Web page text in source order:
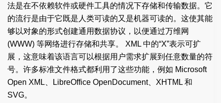
法是在不依赖软件或硬件工具的情况下存储和传输数据。它
的流行是由于它既是人类可读的又是机器可读的。这使其能
够以对象的形式创建通用数据协议，以便通过万维网
(WWW) 等网络进行存储和共享。 XML 中的“X”表示可扩
展，这意味着该语言可以根据用户需求扩展到任意数量的符
号。许多标准文件格式都利用了这些功能，例如 Microsoft
Open XML、LibreOffice OpenDocument、XHTML 和
SVG。